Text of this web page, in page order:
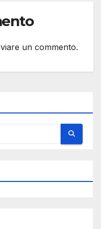
un commento.